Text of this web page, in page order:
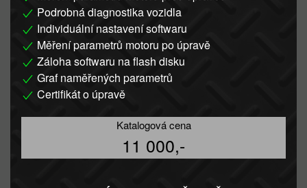
Podrobná diagnostika vozidla
Individuální nastavení softwaru
Měření parametrů motoru po úpravě
Záloha softwaru na flash disku
Graf naměřených parametrů
Certifikát o úpravě
Katalogová cena
11 000,-